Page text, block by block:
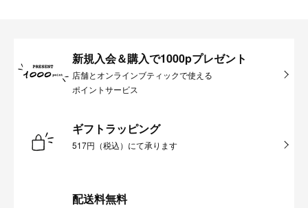
新規入会＆購入で1000pプレゼント
店舗とオンラインブティックで使える
ポイントサービス
ギフトラッピング
517円（税込）にて承ります
配送料無料